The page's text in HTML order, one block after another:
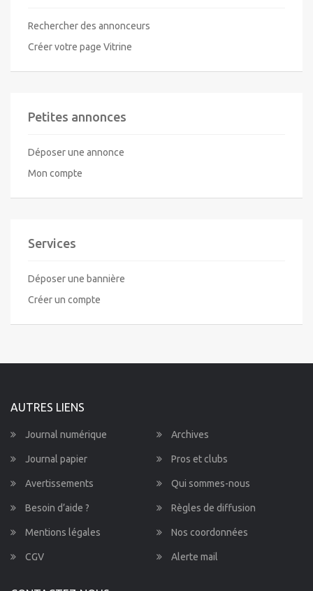
Rechercher des annonceurs
Créer votre page Vitrine
Petites annonces
Déposer une annonce
Mon compte
Services
Déposer une bannière
Créer un compte
AUTRES LIENS
Journal numérique Archives
Journal papier Pros et clubs
Avertissements Qui sommes-nous
Besoin d’aide ? Règles de diffusion
Mentions légales Nos coordonnées
CGV Alerte mail